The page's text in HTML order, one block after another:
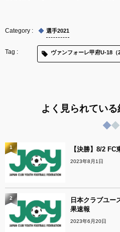
選手2021
ヴァンフォーレ甲府U-18（
よく見られてい
【決勝】8/2
2023年8月1日
1
日本クラブユー
果速報
2023年6月20日
2